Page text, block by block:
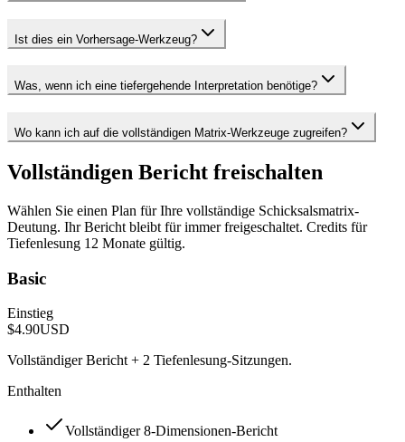
Ist dies ein Vorhersage-Werkzeug?
Was, wenn ich eine tiefergehende Interpretation benötige?
Wo kann ich auf die vollständigen Matrix-Werkzeuge zugreifen?
Vollständigen Bericht freischalten
Wählen Sie einen Plan für Ihre vollständige Schicksalsmatrix-
Deutung. Ihr Bericht bleibt für immer freigeschaltet. Credits für
Tiefenlesung 12 Monate gültig.
Basic
Einstieg
$4.90USD
Vollständiger Bericht + 2 Tiefenlesung-Sitzungen.
Enthalten
Vollständiger 8-Dimensionen-Bericht